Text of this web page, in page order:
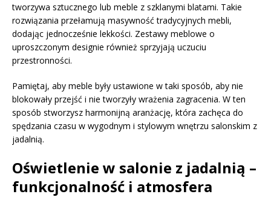
tworzywa sztucznego lub meble z szklanymi blatami. Takie
rozwiązania przełamują masywność tradycyjnych mebli,
dodając jednocześnie lekkości. Zestawy meblowe o
uproszczonym designie również sprzyjają uczuciu
przestronności.
Pamiętaj, aby meble były ustawione w taki sposób, aby nie
blokowały przejść i nie tworzyły wrażenia zagracenia. W ten
sposób stworzysz harmonijną aranżację, która zachęca do
spędzania czasu w wygodnym i stylowym wnętrzu salonskim z
jadalnią.
Oświetlenie w salonie z jadalnią –
funkcjonalność i atmosfera